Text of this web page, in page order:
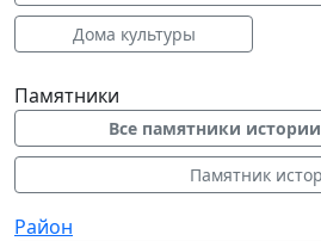
Дома культуры
Памятники
Все памятники
Памятник
Район